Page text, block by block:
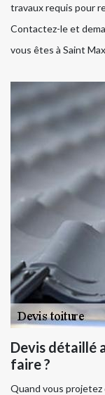
travaux requis pour
Contactez-le et
vous êtes à Saint
Devis détaillé
faire ?
Quand vous projetez